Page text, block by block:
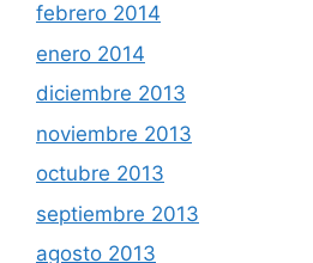
febrero 2014
enero 2014
diciembre 2013
noviembre 2013
octubre 2013
septiembre 2013
agosto 2013